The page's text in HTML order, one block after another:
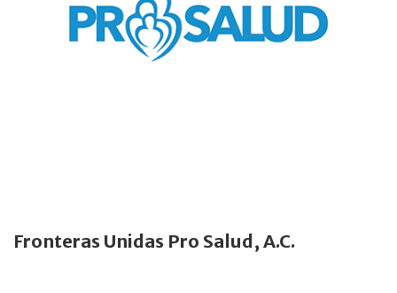
Fronteras Unidas Pro Salud, A.C.